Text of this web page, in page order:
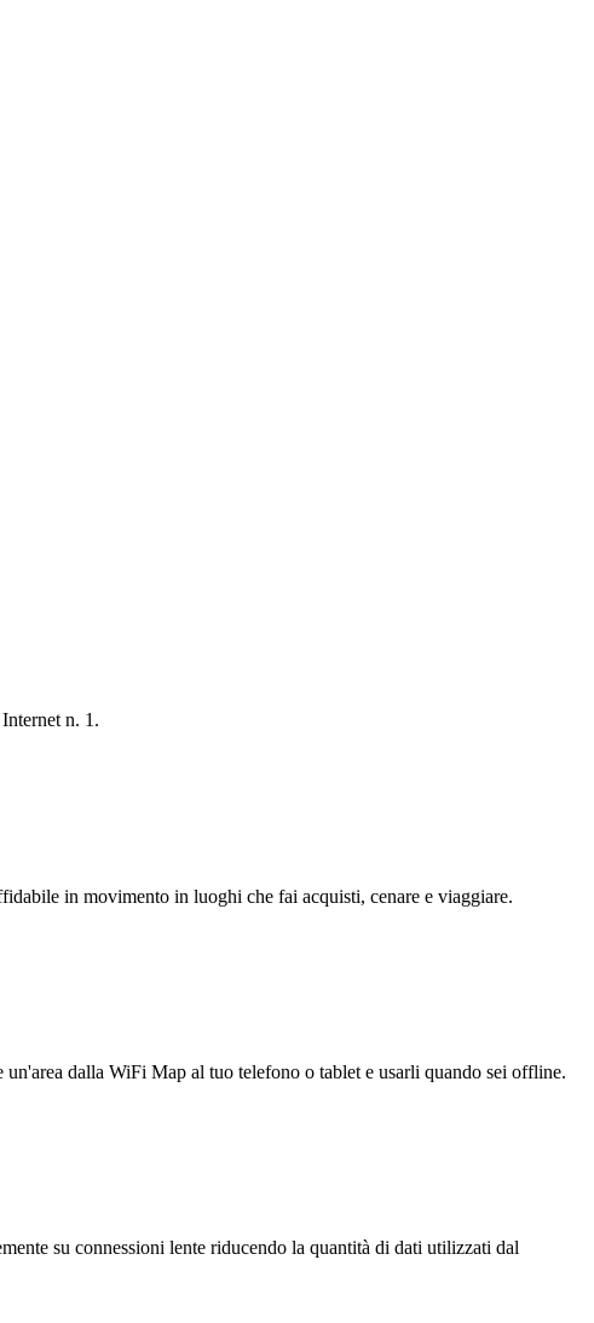
n. 1.
in movimento in luoghi che fai acquisti, cenare e viaggiare.
dalla WiFi Map al tuo telefono o tablet e usarli quando sei offline.
su connessioni lente riducendo la quantità di dati utilizzati dal